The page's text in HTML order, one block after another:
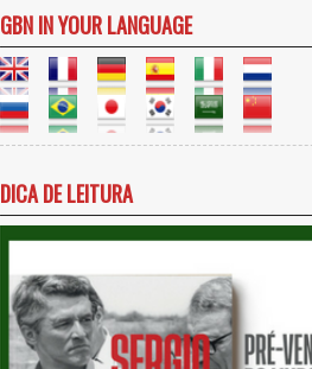
GBN IN YOUR LANGUAGE
DICA DE LEITURA